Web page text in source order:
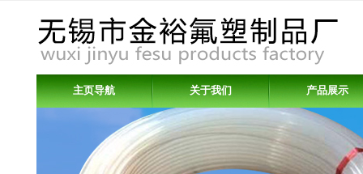
主页导航 关于我们 产品展示